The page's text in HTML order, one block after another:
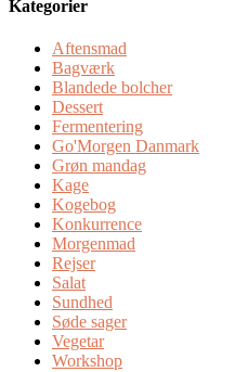
Kategorier
Aftensmad
Bagværk
Blandede bolcher
Dessert
Fermentering
Go'Morgen Danmark
Grøn mandag
Kage
Kogebog
Konkurrence
Morgenmad
Rejser
Salat
Sundhed
Søde sager
Vegetar
Workshop